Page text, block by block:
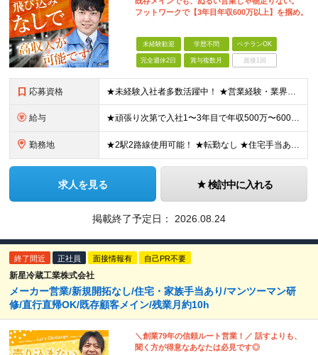
フットワークで【3年目年収600万以上】を掴め。
未経験歓迎 学歴不問 ベテランOK
完全週休2日 賞与複数月 面接1回
応募資格 ★未経験入社者多数活躍中！ ★営業経験・業界経験は不問！ ★第二新卒・ガッツのある若手大歓迎！ ★学歴不問！ ＜必須条件＞ ◆普通自動車免許（AT限定可） ◆39歳以下の方 ※長期キャリア形成のため
給与 ★頑張り次第で入社1〜3年目で年収500万〜600万円も可！ ★将来的には年収800万円以上も目指せます！ ★年2回の賞与のほか、業績次第で期末賞与を支給！ 月給25万円～35万円＋賞与年2回＋期末
勤務地 ★2駅2路線使用可能！ ★転勤なし ★住宅手当あり♪ 【本社】 東京都大田区大森北6丁目23番20号 コスモ大森1F ※変更の範囲：上記を除く当社関連勤務地
求人を見る 検討中に入れる
掲載終了予定日： 2026.08.24
終了間近 正社員 面接情報有 自己PR不要
新星冷蔵工業株式会社
メーカー営業/新規開拓なし/住宅・家族手当あり/マンツーマン研
修/直行直帰OK/既存顧客メイン/残業月約10h
＼創業79年の信頼ルート営業！／ 話すよりも、
聞く方が得意なあなたは必見です◎